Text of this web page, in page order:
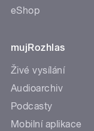
eShop
mujRozhlas
Živé vysílání
Audioarchiv
Podcasty
Mobilní aplikace